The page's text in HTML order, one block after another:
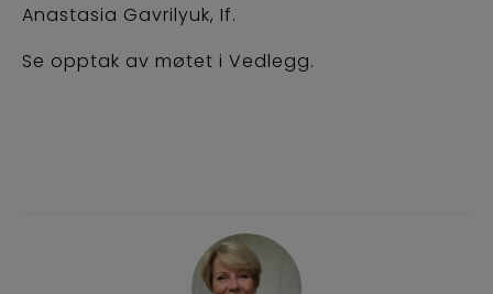
Anastasia Gavrilyuk, If.
Se opptak av møtet i Vedlegg.